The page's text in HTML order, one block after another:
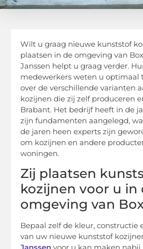
Wilt u graag nieuwe kunststof
plaatsen in de omgeving van
Janssen helpt u graag verder.
medewerkers weten u optimaal
over de verschillende varianten
kozijnen die zij zelf produceren
Brabant. Het bedrijf heeft in de
zijn fundamenten aangelegd,
de jaren heen experts zijn
om kozijnen en andere
woningen.
Zij plaatsen
kozijnen voor u in
omgeving van
Bepaal zelf de kleur, constructie
van uw nieuwe kunststof